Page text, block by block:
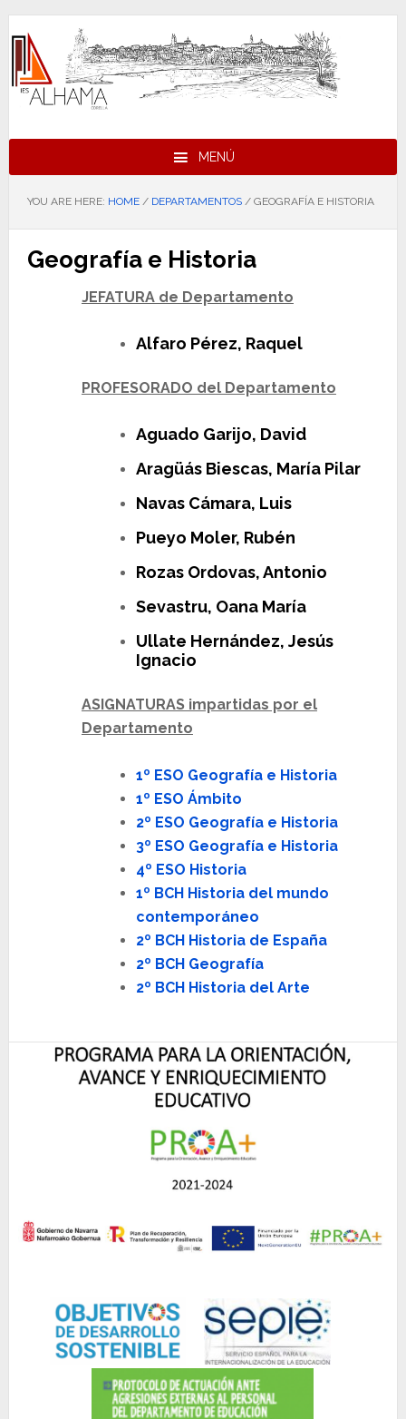
Skip
to
primary
navigation
Skip
to
main
content
Skip
to
footer
MENÚ
YOU ARE HERE: HOME / DEPARTAMENTOS /GEOGRAFÍA E HISTORIA
Geografía e Historia
JEFATURA de Departamento
Alfaro Pérez, Raquel
PROFESORADO del Departamento
Aguado Garijo, David
Aragüás Biescas, María Pilar
Navas Cámara, Luis
Pueyo Moler, Rubén
Rozas Ordovas, Antonio
Sevastru, Oana María
Ullate Hernández, Jesús
Ignacio
ASIGNATURAS impartidas por el
Departamento
1º ESO Geografía e Historia
1º ESO Ámbito
2º ESO Geografía e Historia
3º ESO Geografía e Historia
4º ESO Historia
1º BCH Historia del mundo
contemporáneo
2º BCH Historia de España
2º BCH Geografía
2º BCH Historia del Arte
Footer